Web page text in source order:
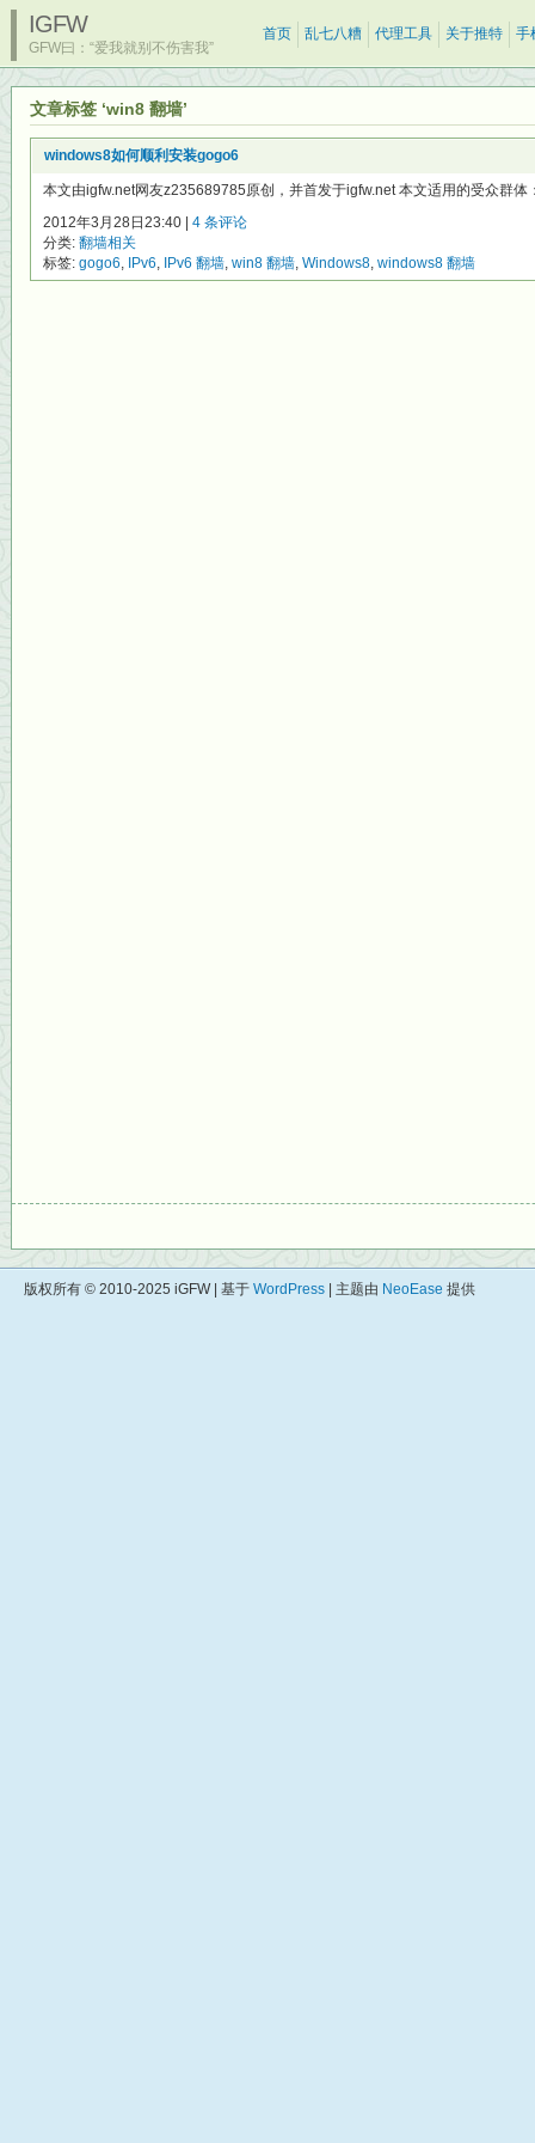
IGFW
GFW曰：“爱我就别不伤害我”
首页 乱七八糟 代理工具 关于推特 手
文章标签 ‘win8 翻墙’
windows8如何顺利安装gogo6
本文由igfw.net网友z235689785原创，并首发于igfw.net 本文适用的受众群
2012年3月28日23:40 | 4 条评论
分类: 翻墙相关
标签: gogo6, IPv6, IPv6 翻墙, win8 翻墙, Windows8, windows8 翻墙
版权所有 © 2010-2025 iGFW | 基于 WordPress | 主题由 NeoEase 提供